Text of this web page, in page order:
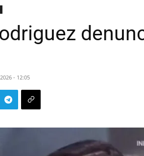
- 12:05